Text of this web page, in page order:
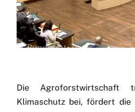
Die
Klimaschutz bei, fördert